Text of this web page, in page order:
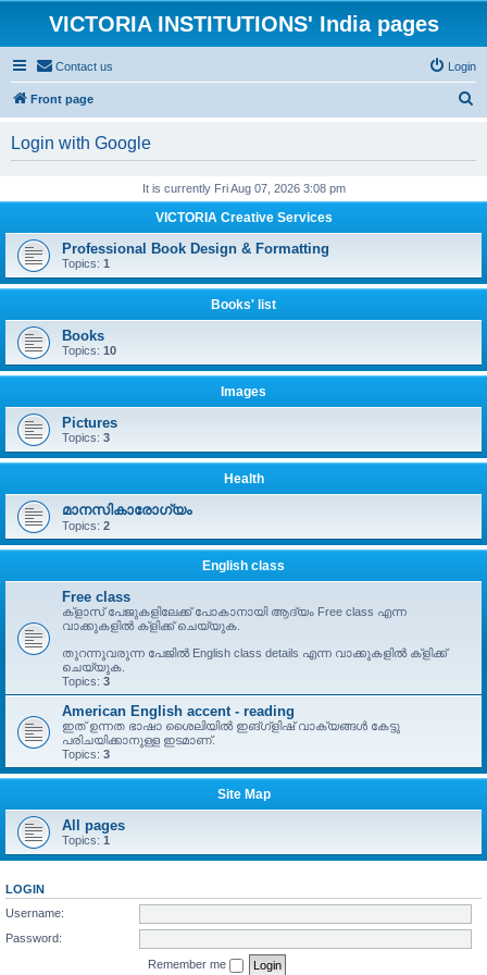
VICTORIA INSTITUTIONS' India pages
Contact us Login
Front page
c
Login with Google
It is currently Fri Aug 07, 2026 3:08 pm
VICTORIA Creative Services
Professional Book Design & Formatting
Topics: 1
Books' list
Books
Topics: 10
Images
Pictures
Topics: 3
Health
മാനസികാരോഗ്യം
Topics: 2
English class
Free class
ക്ളാസ് പേജുകളിലേക്ക് പോകാനായി ആദ്യം Free class എന്ന
വാക്കുകളിൽ ക്ളിക്ക് ചെയ്യുക.
തുറന്നുവരുന്ന പേജിൽ English class details എന്ന വാക്കുകളിൽ ക്ളിക്ക്
ചെയ്യുക.
Topics: 3
American English accent - reading
ഇത് ഉന്നത ഭാഷാ ശൈലിയിൽ ഇങ്ഗ്ളിഷ് വാക്യങ്ങൾ കേട്ടു
പരിചയിക്കാനുള്ള ഇടമാണ്.
Topics: 3
Site Map
All pages
Topics: 1
LOGIN
Username:
Password:
Remember me